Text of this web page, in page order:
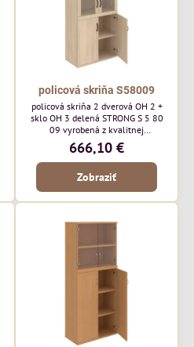
policová skriňa S58009
policová skriňa 2 dverová OH 2 +
sklo OH 3 delená STRONG S 5 80
09 vyrobená z kvalitnej
laminovanej drevotriesky. Vrchná
doska a dno majú hrúbku 25mm a
na prednej strane je 2mm ABS
hrana.
666,10 €
Zobraziť